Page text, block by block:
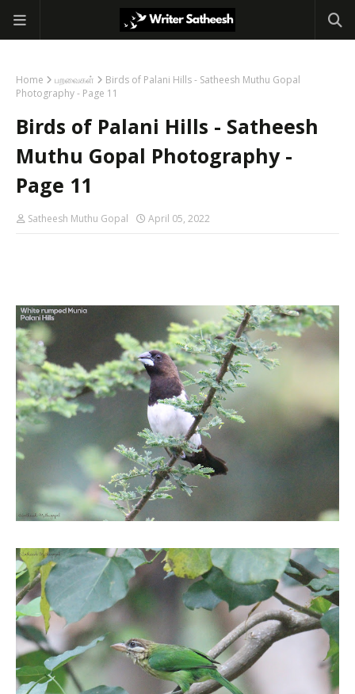
Home பறவைகள்
Birds of Palani Hills - Satheesh Muthu Gopal
Photography - Page 11
Birds of Palani Hills - Satheesh
Muthu Gopal Photography -
Page 11
Satheesh Muthu Gopal April 05, 2022